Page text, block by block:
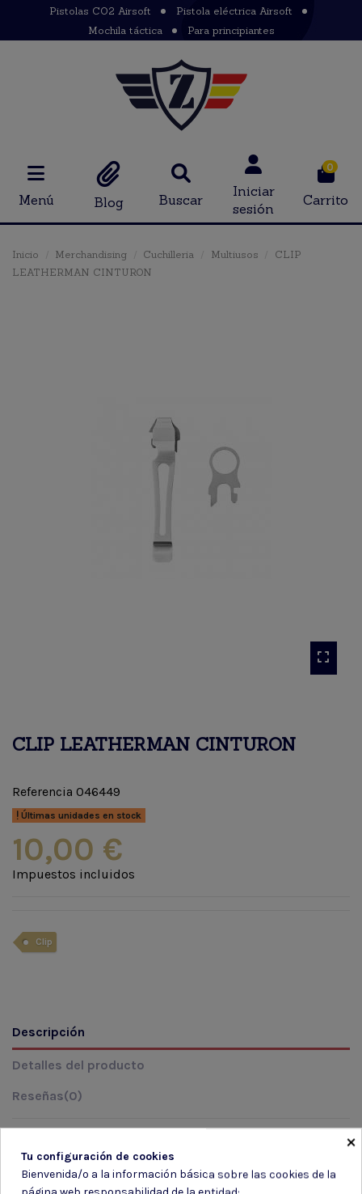
Pistolas CO2 Airsoft
Pistola eléctrica Airsoft
Mochila táctica
Para principiantes
Menú Blog Buscar
Iniciar
sesión
0
Carrito
Inicio Merchandising Cuchilleria Multiusos
CLIP
LEATHERMAN CINTURON
CLIP LEATHERMAN CINTURON
Referencia 046449
Últimas unidades en stock
10,00 €
Impuestos incluidos
Clip
Descripción
Detalles del producto
Reseñas(0)
×
Tu configuración de cookies
Bienvenida/o a la información básica sobre las cookies de la